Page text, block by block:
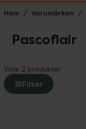
Hem Varumärken
Pascoflair
Visar 2 produkter
Filter